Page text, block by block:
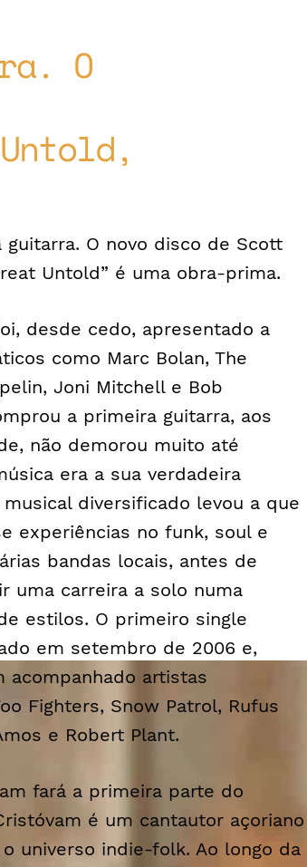
O
guitarra. O novo disco de Scott
Untold” é uma obra-prima.
desde cedo, apresentado a
como Marc Bolan, The
Joni Mitchell e Bob
a primeira guitarra, aos
não demorou muito até
era a sua verdadeira
musical diversificado levou a que
experiências no funk, soule
bandas locais, antes de
uma carreira a solo numa
estilos. O primeiro single
em setembro de 2006 e,
acompanhado artistas
Fighters, Snow Patrol, Rufus
e Robert Plant.
fará a primeira parte do
é um cantautor açoriano
universo indie-folk. Ao longo da